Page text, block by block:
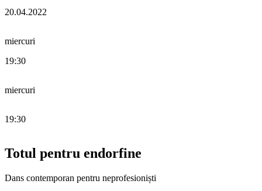
20.04.2022
miercuri
19:30
miercuri
19:30
Totul pentru endorfine
Dans contemporan pentru neprofesioniști